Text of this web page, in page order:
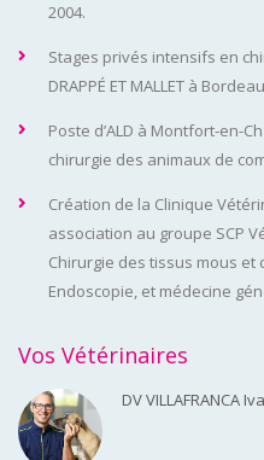
2004.
Stages privés intensifs en
DRAPPÉ ET MALLET à
Poste d’ALD à Montfort-en-
chirurgie des animaux de
Création de la Clinique
association au groupe SCP
Chirurgie des tissus mous
Endoscopie, et médecine
Vos Vétérinaires
DV VILLAFRANCA